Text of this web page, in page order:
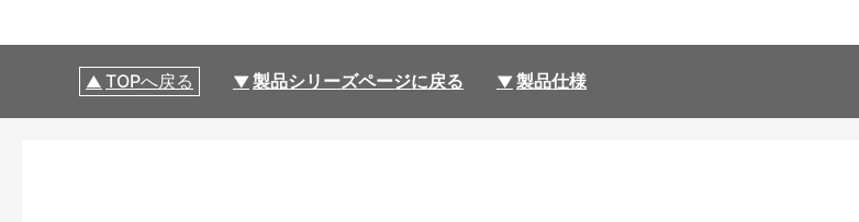
TOPへ戻る 製品シリーズページに戻る 製品仕様